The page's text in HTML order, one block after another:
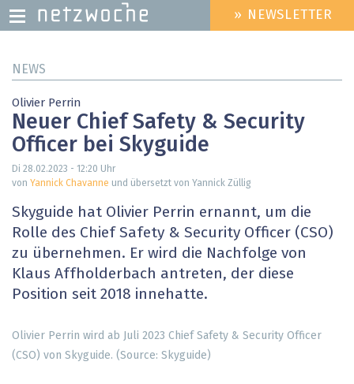
zum
HEADER
MENU
» NEWSLETTER
NEWS
Olivier Perrin
Neuer Chief Safety & Security
Officer bei Skyguide
Di 28.02.2023 - 12:20 Uhr
von Yannick Chavanne und übersetzt von Yannick Züllig
Skyguide hat Olivier Perrin ernannt, um die
Rolle des Chief Safety & Security Officer (CSO)
zu übernehmen. Er wird die Nachfolge von
Klaus Affholderbach antreten, der diese
Position seit 2018 innehatte.
Olivier Perrin wird ab Juli 2023 Chief Safety & Security Officer
(CSO) von Skyguide. (Source: Skyguide)